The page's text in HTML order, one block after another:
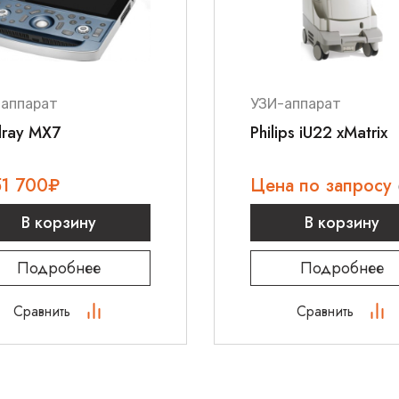
В нашем интернет-
с полной
свяжитесь с
или оставьте заявку
MX7
700₽
В корзину
Подробнее
Сравнить
УЗИ-аппарат
Philips iU22 xMatrix
Цена по запросу
В корзину
Подробнее
Сравнить